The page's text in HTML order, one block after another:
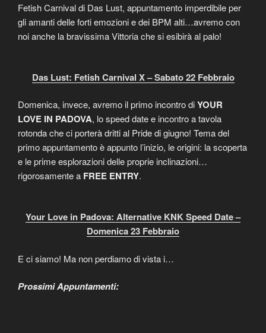
Fetish Carnival di Das Lust, appuntamento imperdibile per
gli amanti delle forti emozioni e dei BPM alti…avremo con
noi anche la bravissima Vittoria che si esibirà al palo!
Das Lust: Fetish Carnival X – Sabato 22 Febbraio
Domenica, invece, avremo il primo incontro diYOUR
LOVE IN PADOVA, lo speed date e incontro a tavola
rotonda che ci porterà dritti al Pride di giugno! Tema del
primo appuntamento è appunto l’inizio, le origini: la scoperta
e le prime esplorazioni delle proprie inclinazioni…
rigorosamente a FREE ENTRY.
Your Love in Padova: Alternative KNK Speed Date –
Domenica 23 Febbraio
E ci siamo! Ma non perdiamo di vista i…
Prossimi Appuntamenti: